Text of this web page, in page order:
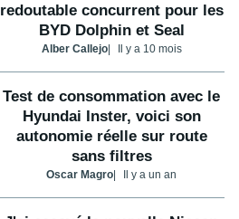
redoutable concurrent pour les
BYD Dolphin et Seal
Alber Callejo Il y a 10 mois
Test de consommation avec le
Hyundai Inster, voici son
autonomie réelle sur route
sans filtres
Oscar Magro Il y a un an